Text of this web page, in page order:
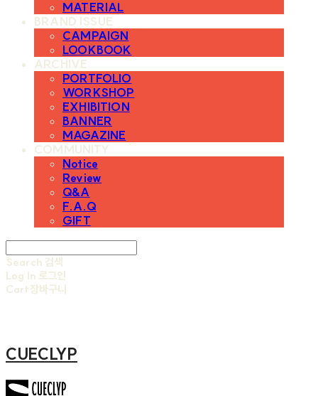
MATERIAL
BRAND ISSUE
CAMPAIGN
LOOKBOOK
ARCHIVE
PORTFOLIO
WORKSHOP
EXHIBITION
BANNER
MAGAZINE
COMMUNITY
Notice
Review
Q&A
F.A.Q
GIFT
Search 검색
Log In 로그인
Cart장바구니
CUECLYP